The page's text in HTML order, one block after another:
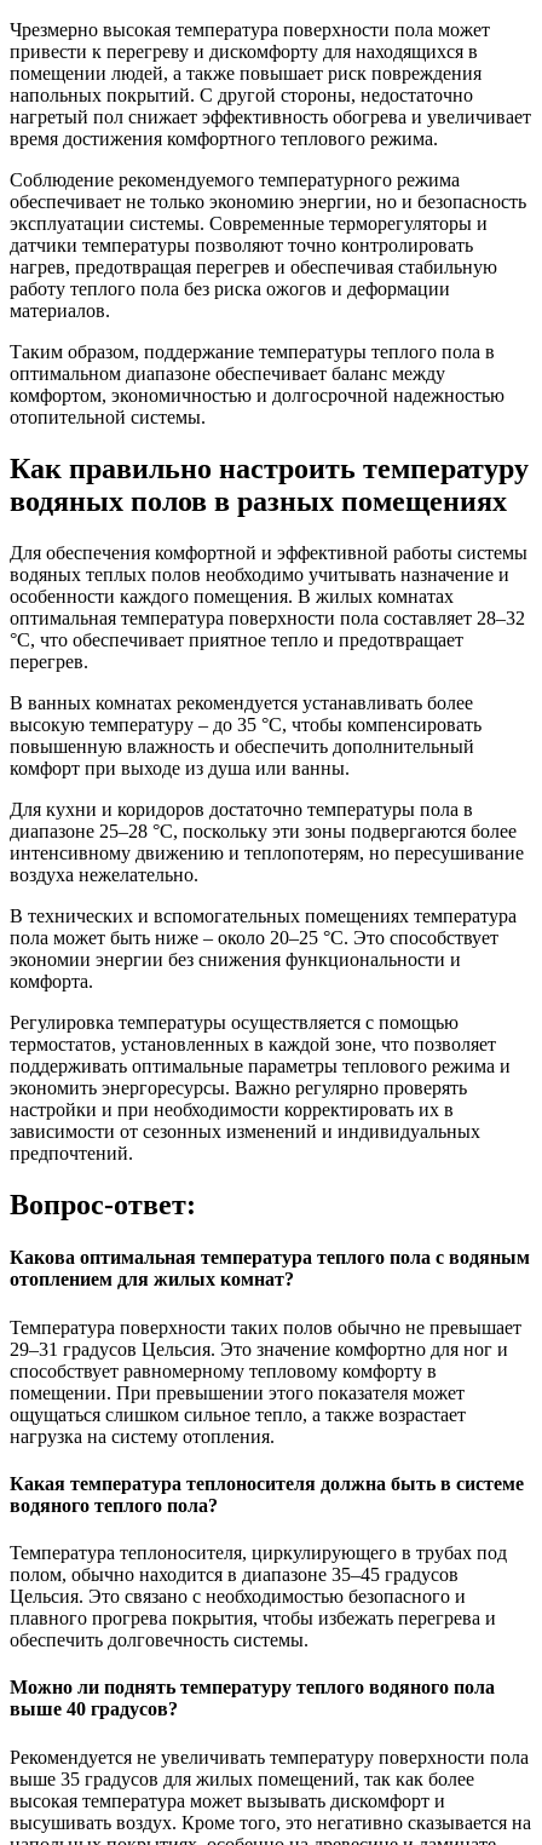
Чрезмерно высокая температура поверхности пола может
привести к перегреву и дискомфорту для находящихся в
помещении людей, а также повышает риск повреждения
напольных покрытий. С другой стороны, недостаточно
нагретый пол снижает эффективность обогрева и увеличивает
время достижения комфортного теплового режима.
Соблюдение рекомендуемого температурного режима
обеспечивает не только экономию энергии, но и безопасность
эксплуатации системы. Современные терморегуляторы и
датчики температуры позволяют точно контролировать
нагрев, предотвращая перегрев и обеспечивая стабильную
работу теплого пола без риска ожогов и деформации
материалов.
Таким образом, поддержание температуры теплого пола в
оптимальном диапазоне обеспечивает баланс между
комфортом, экономичностью и долгосрочной надежностью
отопительной системы.
Как правильно настроить температуру
водяных полов в разных помещениях
Для обеспечения комфортной и эффективной работы системы
водяных теплых полов необходимо учитывать назначение и
особенности каждого помещения. В жилых комнатах
оптимальная температура поверхности пола составляет 28–32
°C, что обеспечивает приятное тепло и предотвращает
перегрев.
В ванных комнатах рекомендуется устанавливать более
высокую температуру – до 35 °C, чтобы компенсировать
повышенную влажность и обеспечить дополнительный
комфорт при выходе из душа или ванны.
Для кухни и коридоров достаточно температуры пола в
диапазоне 25–28 °C, поскольку эти зоны подвергаются более
интенсивному движению и теплопотерям, но пересушивание
воздуха нежелательно.
В технических и вспомогательных помещениях температура
пола может быть ниже – около 20–25 °C. Это способствует
экономии энергии без снижения функциональности и
комфорта.
Регулировка температуры осуществляется с помощью
термостатов, установленных в каждой зоне, что позволяет
поддерживать оптимальные параметры теплового режима и
экономить энергоресурсы. Важно регулярно проверять
настройки и при необходимости корректировать их в
зависимости от сезонных изменений и индивидуальных
предпочтений.
Вопрос-ответ:
Какова оптимальная температура теплого пола с водяным
отоплением для жилых комнат?
Температура поверхности таких полов обычно не превышает
29–31 градусов Цельсия. Это значение комфортно для ног и
способствует равномерному тепловому комфорту в
помещении. При превышении этого показателя может
ощущаться слишком сильное тепло, а также возрастает
нагрузка на систему отопления.
Какая температура теплоносителя должна быть в системе
водяного теплого пола?
Температура теплоносителя, циркулирующего в трубах под
полом, обычно находится в диапазоне 35–45 градусов
Цельсия. Это связано с необходимостью безопасного и
плавного прогрева покрытия, чтобы избежать перегрева и
обеспечить долговечность системы.
Можно ли поднять температуру теплого водяного пола
выше 40 градусов?
Рекомендуется не увеличивать температуру поверхности пола
выше 35 градусов для жилых помещений, так как более
высокая температура может вызывать дискомфорт и
высушивать воздух. Кроме того, это негативно сказывается на